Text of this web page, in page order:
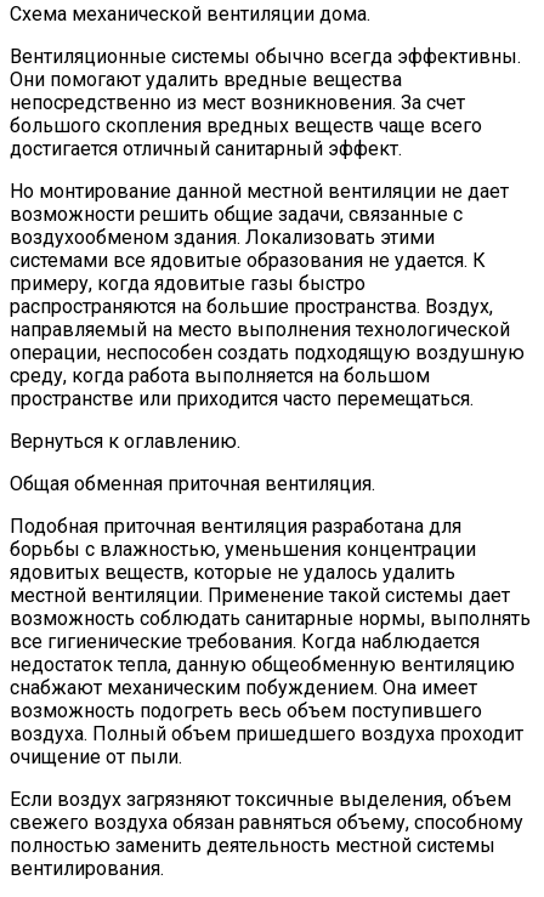
Схема механической вентиляции дома.
Вентиляционные системы обычно всегда эффективны.
Они помогают удалить вредные вещества
непосредственно из мест возникновения. За счет
большого скопления вредных веществ чаще всего
достигается отличный санитарный эффект.
Но монтирование данной местной вентиляции не дает
возможности решить общие задачи, связанные с
воздухообменом здания. Локализовать этими
системами все ядовитые образования не удается. К
примеру, когда ядовитые газы быстро
распространяются на большие пространства. Воздух,
направляемый на место выполнения технологической
операции, неспособен создать подходящую воздушную
среду, когда работа выполняется на большом
пространстве или приходится часто перемещаться.
Вернуться к оглавлению.
Общая обменная приточная вентиляция.
Подобная приточная вентиляция разработана для
борьбы с влажностью, уменьшения концентрации
ядовитых веществ, которые не удалось удалить
местной вентиляции. Применение такой системы дает
возможность соблюдать санитарные нормы, выполнять
все гигиенические требования. Когда наблюдается
недостаток тепла, данную общеобменную вентиляцию
снабжают механическим побуждением. Она имеет
возможность подогреть весь объем поступившего
воздуха. Полный объем пришедшего воздуха проходит
очищение от пыли.
Если воздух загрязняют токсичные выделения, объем
свежего воздуха обязан равняться объему, способному
полностью заменить деятельность местной системы
вентилирования.